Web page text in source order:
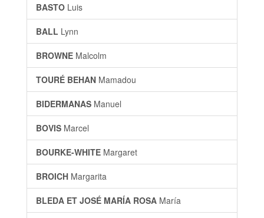
BASTO Luis
BALL Lynn
BROWNE Malcolm
TOURÉ BEHAN Mamadou
BIDERMANAS Manuel
BOVIS Marcel
BOURKE-WHITE Margaret
BROICH Margarita
BLEDA ET JOSÉ MARÍA ROSA María